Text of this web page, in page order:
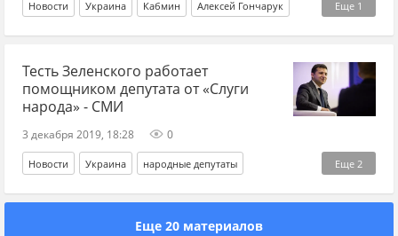
Еще 1
Новости Украина Кабмин Алексей Гончарук
губернатор
Тесть Зеленского работает
помощником депутата от «Слуги
народа» - СМИ
3 декабря 2019, 18:28 0
Еще 2
Новости Украина народные депутаты
Владимир Зеленский Елена Зеленская
Еще 20 материалов